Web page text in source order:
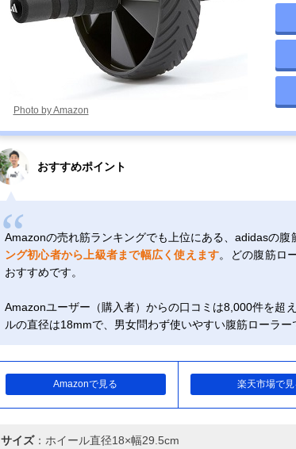
Photo by Amazon
おすすめポイント
Amazonの売れ筋ランキングでも上位にある、adidasの腹
ング初心者から上級者まで幅広く使えます。どの腹筋ロ
おすすめです。
Amazonユーザー（購入者）からの口コミは8,000件を超
ルの直径は18mmで、男女問わず使いやすい腹筋ローラー
Amazonで見る 楽天市場で見
サイズ：ホイール直径18×幅29.5cm